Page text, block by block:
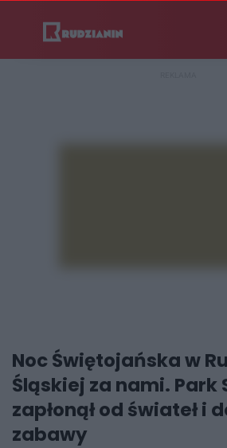
Noc Świętojańska w
Śląskiej za nami. Park
zapłonął od świateł i
zabawy